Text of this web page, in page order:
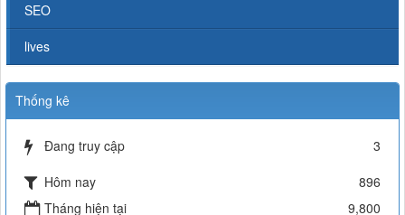
SEO
lives
Thống kê
Đang truy cập
3
Hôm nay
896
Tháng hiện tại
9,800